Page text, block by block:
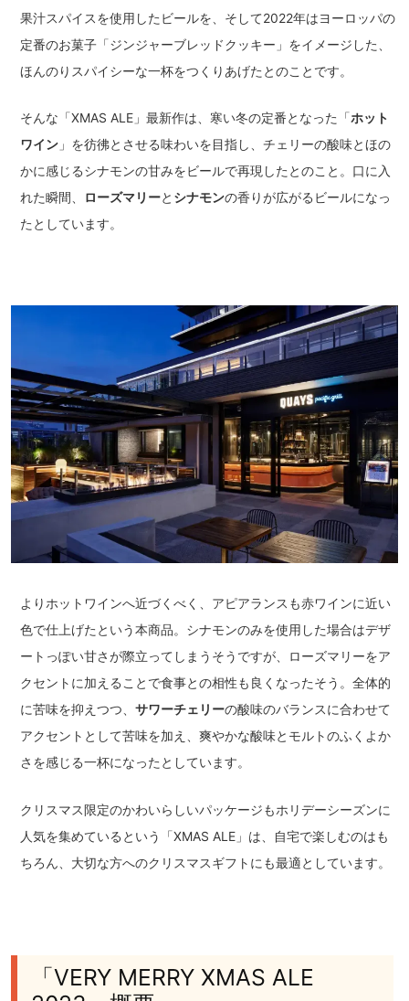
果汁スパイスを使用したビールを、そして2022年はヨーロッパの
定番のお菓子「ジンジャーブレッドクッキー」をイメージした、
ほんのりスパイシーな一杯をつくりあげたとのことです。
そんな「XMAS ALE」最新作は、寒い冬の定番となった「ホット
ワイン 」を彷彿とさせる味わいを目指し、チェリーの酸味とほの
かに感じるシナモンの甘みをビールで再現したとのこと。口に入
れた瞬間、
ローズマリーと シナモンの香りが広がるビールになっ
たとしています。
よりホットワインへ近づくべく、アピアランスも赤ワインに近い
色で仕上げたという本商品。シナモンのみを使用した場合はデザ
ートっぽい甘さが際立ってしまうそうですが、ローズマリーをア
クセントに加えることで食事との相性も良くなったそう。全体的
に苦味を抑えつつ、 サワーチェリーの酸味のバランスに合わせて
アクセントとして苦味を加え、爽やかな酸味とモルトのふくよか
さを感じる一杯になったとしています。
クリスマス限定のかわいらしいパッケージもホリデーシーズンに
人気を集めているという「XMAS ALE」は、自宅で楽しむのはも
ちろん、大切な方へのクリスマスギフトにも最適としています。
「VERY MERRY XMAS ALE